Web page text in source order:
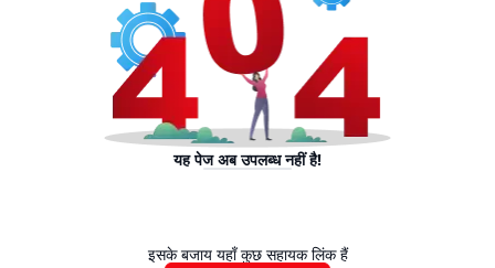
यह पेज अब उपलब्ध नहीं है!
इसके बजाय यहाँ कुछ सहायक लिंक हैं